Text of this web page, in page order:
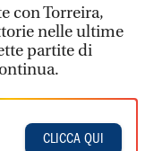
con Torreira,
nelle ultime
partite di
CLICCA QUI